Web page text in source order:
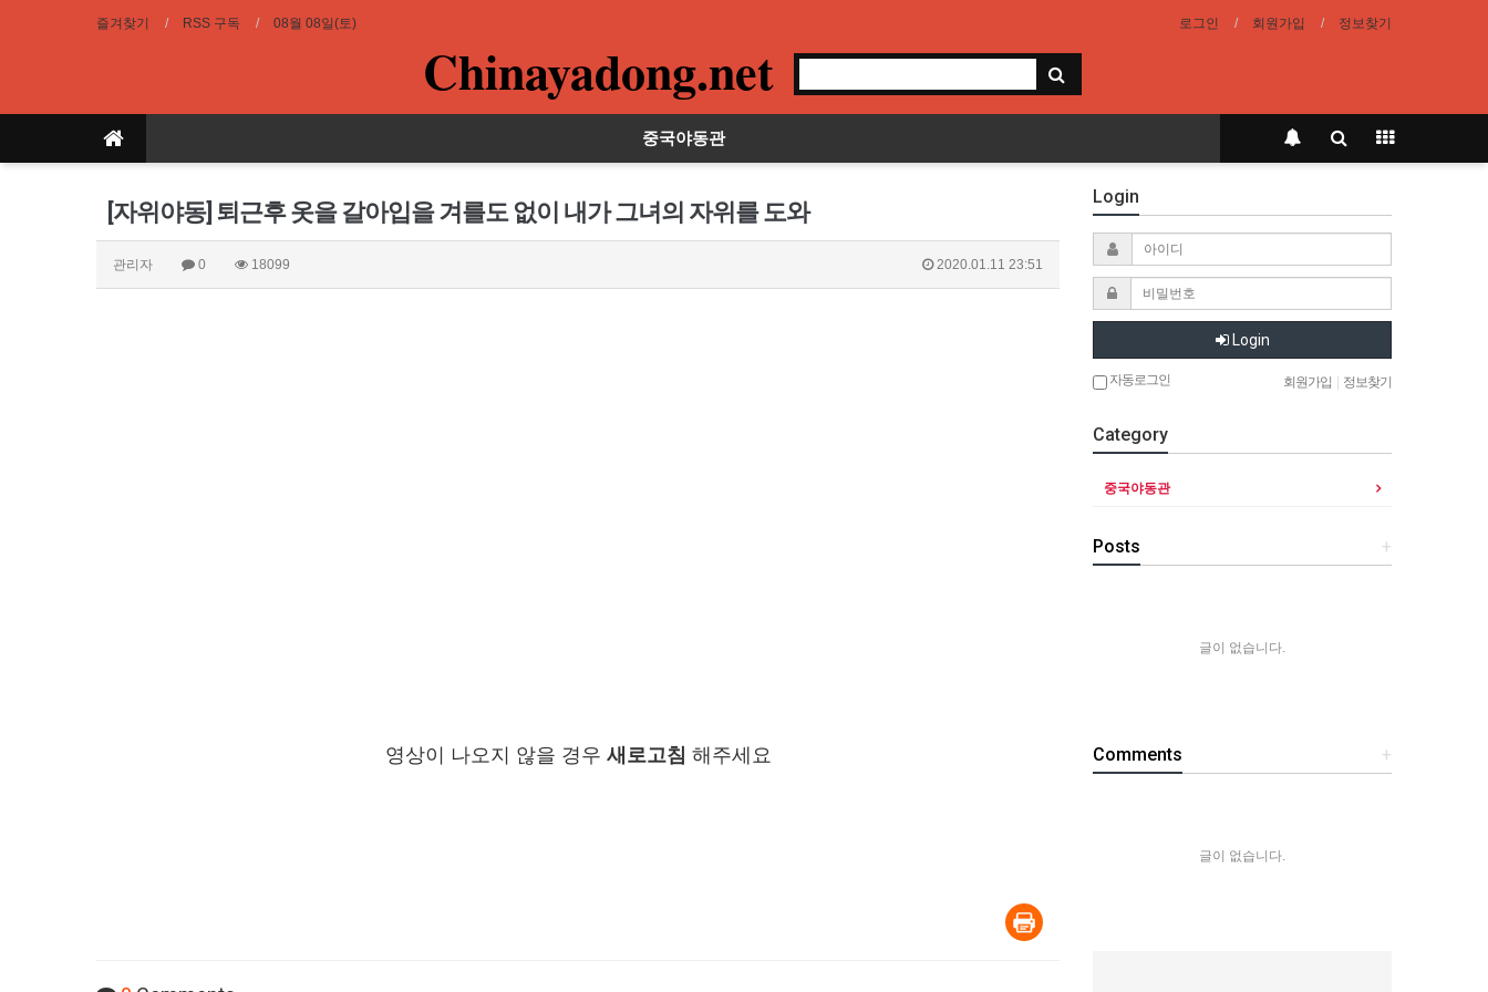
즐겨찾기 RSS 구독 08월 08일(토) 로그인 회원가입 정보찾기
Chinayadong.net
중국야동관
[자위야동] 퇴근후 옷을 갈아입을 겨를도 없이 내가 그녀의 자위를 도와
관리자 0 18099 2020.01.11 23:51
영상이 나오지 않을 경우 새로고침 해주세요
Login
Login
자동로그인 회원가입 정보찾기
Category
중국야동관
+
Posts
글이 없습니다.
+
Comments
글이 없습니다.